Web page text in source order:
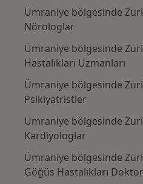
Ümraniye bölgesinde
Nörologlar
Ümraniye bölgesinde
Hastalıkları Uzmanları
Ümraniye bölgesinde
Psikiyatristler
Ümraniye bölgesinde
Kardiyologlar
Ümraniye bölgesinde
Göğüs Hastalıkları